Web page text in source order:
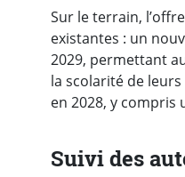
Sur le terrain,
existantes : un
2029, permettant
la scolarité de
en 2028, y compris
Suivi des